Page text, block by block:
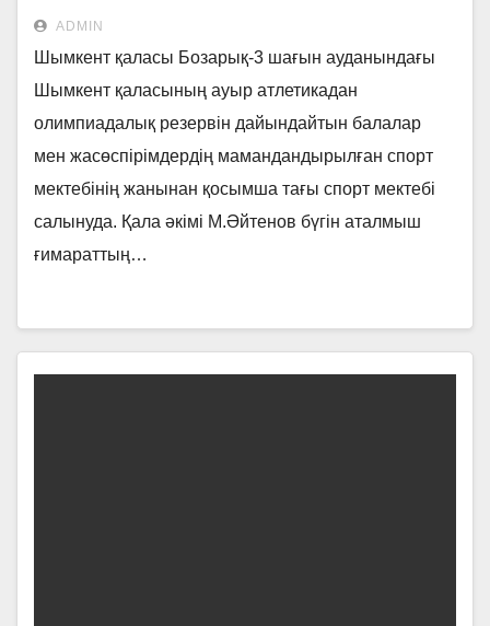
ADMIN
Шымкент қаласы Бозарық-3 шағын ауданындағы
Шымкент қаласының ауыр атлетикадан
олимпиадалық резервін дайындайтын балалар
мен жасөспірімдердің мамандандырылған спорт
мектебінің жанынан қосымша тағы спорт мектебі
салынуда. Қала әкімі М.Әйтенов бүгін аталмыш
ғимараттың…